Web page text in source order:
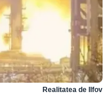
Realitatea de Ilfov